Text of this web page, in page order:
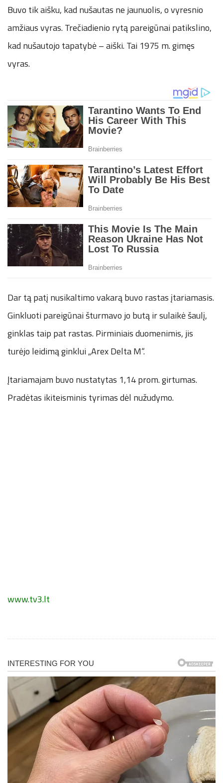
Buvo tik aišku, kad nušautas ne jaunuolis, o vyresnio
amžiaus vyras. Trečiadienio rytą pareigūnai patikslino,
kad nušautojo tapatybė – aiški. Tai 1975 m. gimęs
vyras.
Dar tą patį nusikaltimo vakarą buvo rastas įtariamasis.
Ginkluoti pareigūnai šturmavo jo butą ir sulaikė šaulį,
ginklas taip pat rastas. Pirminiais duomenimis, jis
turėjo leidimą ginklui „Arex Delta M“.
Įtariamajam buvo nustatytas 1,14 prom. girtumas.
Pradėtas ikiteisminis tyrimas dėl nužudymo.
www.tv3.lt